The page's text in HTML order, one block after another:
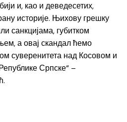
и, као и деведесетих,
историје. Њихову грешку
санкцијама, губитком
а овај скандал ћемо
суверенитета над Косовом и
Српске“ –